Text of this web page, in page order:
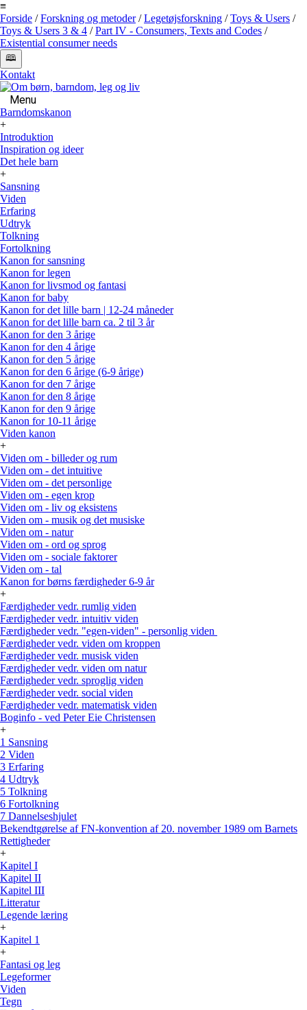
≡
Forside /Forskning og metoder/Legetøjsforskning /Toys & Users /
Toys & Users 3 & 4 /Part IV - Consumers, Texts and Codes /
Existential consumer needs
🕮
Kontakt
Menu
Barndomskanon
+
Introduktion
Inspiration og ideer
Det hele barn
+
Sansning
Viden
Erfaring
Udtryk
Tolkning
Fortolkning
Kanon for sansning
Kanon for legen
Kanon for livsmod og fantasi
Kanon for baby
Kanon for det lille barn | 12-24 måneder
Kanon for det lille barn ca. 2 til 3 år
Kanon for den 3 årige
Kanon for den 4 årige
Kanon for den 5 årige
Kanon for den 6 årige (6-9 årige)
Kanon for den 7 årige
Kanon for den 8 årige
Kanon for den 9 årige
Kanon for 10-11 årige
Viden kanon
+
Viden om - billeder og rum
Viden om - det intuitive
Viden om - det personlige
Viden om - egen krop
Viden om - liv og eksistens
Viden om - musik og det musiske
Viden om - natur
Viden om - ord og sprog
Viden om - sociale faktorer
Viden om - tal
Kanon for børns færdigheder 6-9 år
+
Færdigheder vedr. rumlig viden
Færdigheder vedr. intuitiv viden
Færdigheder vedr. "egen-viden" - personlig viden
Færdigheder vedr. viden om kroppen
Færdigheder vedr. musisk viden
Færdigheder vedr. viden om natur
Færdigheder vedr. sproglig viden
Færdigheder vedr. social viden
Færdigheder vedr. matematisk viden
Boginfo - ved Peter Eie Christensen
+
1 Sansning
2 Viden
3 Erfaring
4 Udtryk
5 Tolkning
6 Fortolkning
7 Dannelseshjulet
Bekendtgørelse af FN-konvention af 20. november 1989 om Barnets
Rettigheder
+
Kapitel I
Kapitel II
Kapitel III
Litteratur
Legende læring
+
Kapitel 1
+
Fantasi og leg
Legeformer
Viden
Tegn